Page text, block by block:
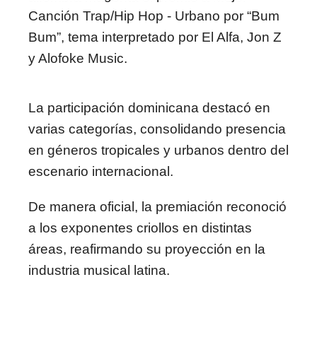
Canción Trap/Hip Hop - Urbano por “Bum
Bum”, tema interpretado por El Alfa, Jon Z
y Alofoke Music.
La participación dominicana destacó en
varias categorías, consolidando presencia
en géneros tropicales y urbanos dentro del
escenario internacional.
De manera oficial, la premiación reconoció
a los exponentes criollos en distintas
áreas, reafirmando su proyección en la
industria musical latina.